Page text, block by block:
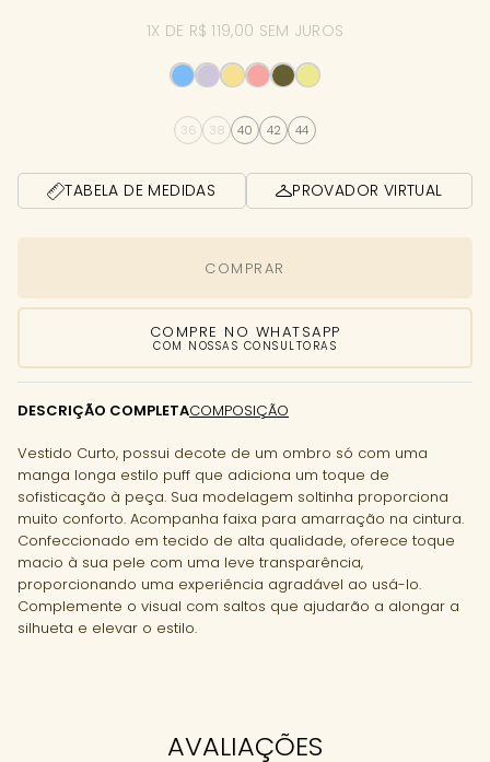
1X DE R$ 119,00 SEM JUROS
36 38 40 42 44
TABELA DE MEDIDAS PROVADOR VIRTUAL
COMPRAR
COMPRE NO WHATSAPP
COM NOSSAS CONSULTORAS
DESCRIÇÃO COMPLETACOMPOSIÇÃO
Vestido Curto, possui decote de um ombro só com uma
manga longa estilo puff que adiciona um toque de
sofisticação à peça. Sua modelagem soltinha proporciona
muito conforto. Acompanha faixa para amarração na cintura.
Confeccionado em tecido de alta qualidade, oferece toque
macio à sua pele com uma leve transparência,
proporcionando uma experiência agradável ao usá-lo.
Complemente o visual com saltos que ajudarão a alongar a
silhueta e elevar o estilo.
AVALIAÇÕES